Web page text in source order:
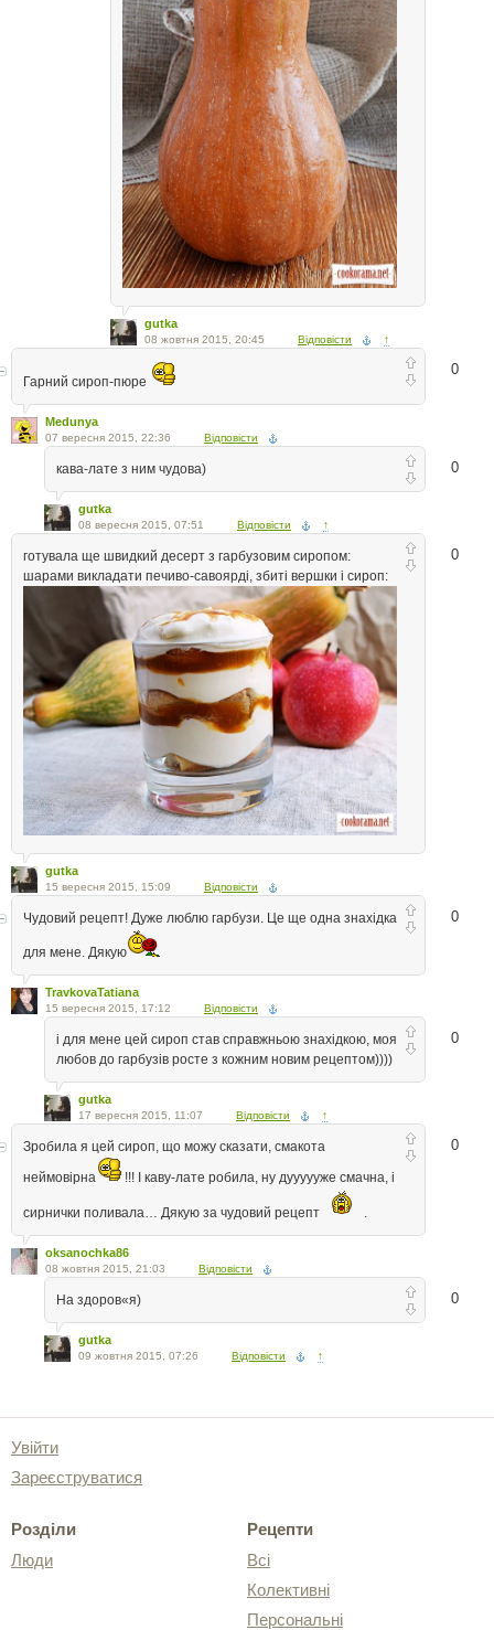
gutka
08 жовтня 2015, 20:45 Відповісти ↑
0
Гарний сироп-пюре
Medunya
07 вересня 2015, 22:36 Відповісти
0
кава-лате з ним чудова)
gutka
08 вересня 2015, 07:51 Відповісти ↑
0
готувала ще швидкий десерт з гарбузовим сиропом:
шарами викладати печиво-савоярді, збиті вершки і сироп:
gutka
15 вересня 2015, 15:09 Відповісти
0
Чудовий рецепт! Дуже люблю гарбузи. Це ще одна знахідка
для мене. Дякую
TravkovaTatiana
15 вересня 2015, 17:12 Відповісти
0
і для мене цей сироп став справжньою знахідкою, моя
любов до гарбузів росте з кожним новим рецептом))))
gutka
17 вересня 2015, 11:07 Відповісти ↑
0
Зробила я цей сироп, що можу сказати, смакота
неймовірна
!!! І каву-лате робила, ну дуууууже смачна, і
сирнички поливала… Дякую за чудовий рецепт .
oksanochka86
08 жовтня 2015, 21:03 Відповісти
0
На здоров«я)
gutka
09 жовтня 2015, 07:26 Відповісти ↑
Увійти
Зареєструватися
Розділи
Люди
Рецепти
Всі
Колективні
Персональні